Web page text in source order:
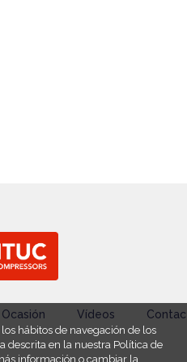
hábitos de navegación de los
descrita en la nuestra Política de
información o cambiar la
Vídeos